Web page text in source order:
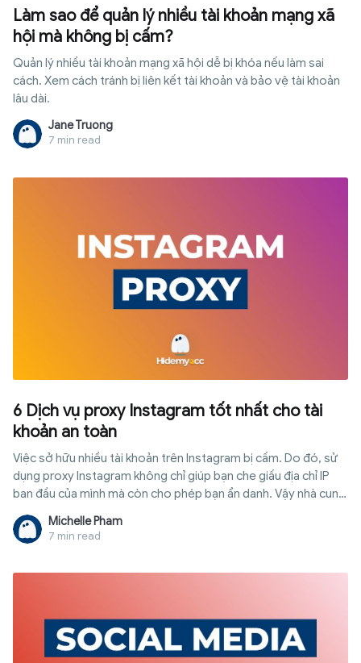
Làm sao để quản lý nhiều tài khoản mạng xã
hội mà không bị cấm?
Quản lý nhiều tài khoản mạng xã hội dễ bị khóa nếu làm sai
cách. Xem cách tránh bị liên kết tài khoản và bảo vệ tài khoản
lâu dài.
Jane Truong
7 min read
6 Dịch vụ proxy Instagram tốt nhất cho tài
khoản an toàn
Việc sở hữu nhiều tài khoản trên Instagram bị cấm. Do đó, sử
dụng proxy Instagram không chỉ giúp bạn che giấu địa chỉ IP
ban đầu của mình mà còn cho phép bạn ẩn danh. Vậy nhà cung
cấp proxy Instagram tốt nhất là gì?
Michelle Pham
7 min read